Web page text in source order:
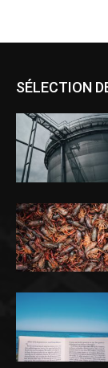
SÉLECTION